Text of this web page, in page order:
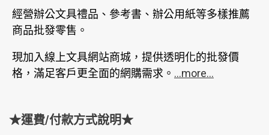
經營辦公文具禮品、參考書、辦公用紙等多樣推薦
商品批發零售。
現加入線上文具網站商城，提供透明化的批發價
格，滿足客戶更全面的網購需求。 ...more...
★運費/付款方式說明★